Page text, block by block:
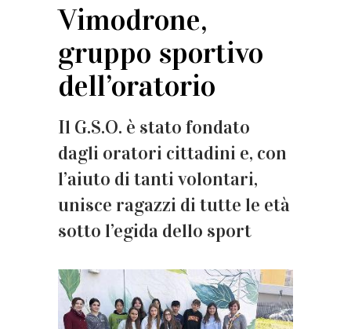
Vimodrone,
gruppo sportivo
dell’oratorio
Il G.S.O. è stato fondato
dagli oratori cittadini e, con
l’aiuto di tanti volontari,
unisce ragazzi di tutte le età
sotto l’egida dello sport